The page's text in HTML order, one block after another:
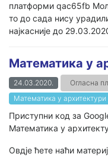
платформи qac65fb
то до сада нису
најкасније до
Математика у
24.03.2020. Огласна
Математика у
Приступни код за
Математика у
Овдје ћете наћи